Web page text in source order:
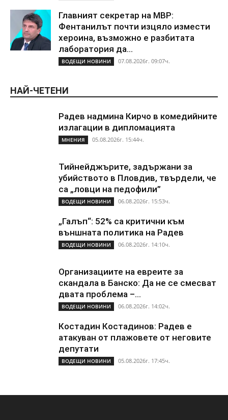
Главният секретар на МВР:
Фентанилът почти изцяло измести
хероина, възможно е разбитата
лаборатория да...
ВОДЕЩИ НОВИНИ 07.08.2026г. 09:07ч.
НАЙ-ЧЕТЕНИ
Радев надмина Кирчо в комедийните
излагации в дипломацията
МНЕНИЯ 05.08.2026г. 15:44ч.
Тийнейджърите, задържани за
убийството в Пловдив, твърдели, че
са „ловци на педофили”
ВОДЕЩИ НОВИНИ 06.08.2026г. 15:53ч.
„Галъп“: 52% са критични към
външната политика на Радев
ВОДЕЩИ НОВИНИ 06.08.2026г. 14:10ч.
Организациите на евреите за
скандала в Банско: Да не се смесват
двата проблема –...
ВОДЕЩИ НОВИНИ 06.08.2026г. 14:02ч.
Костадин Костадинов: Радев е
атакуван от плажoвете от неговите
депутати
ВОДЕЩИ НОВИНИ 05.08.2026г. 17:45ч.